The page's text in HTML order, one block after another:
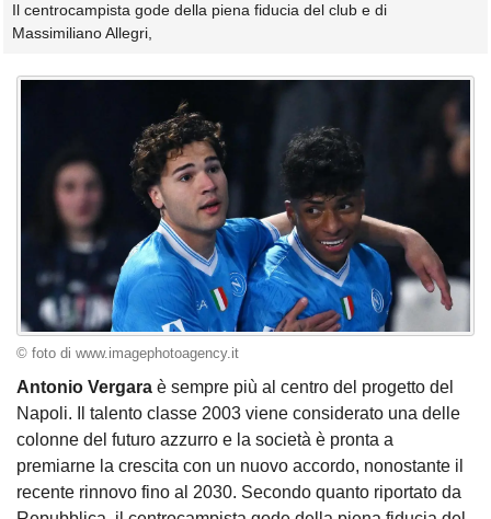
Il centrocampista gode della piena fiducia del club e di
Massimiliano Allegri,
© foto di www.imagephotoagency.it
Antonio Vergara è sempre più al centro del progetto del
Napoli. Il talento classe 2003 viene considerato una delle
colonne del futuro azzurro e la società è pronta a
premiarne la crescita con un nuovo accordo, nonostante il
recente rinnovo fino al 2030. Secondo quanto riportato da